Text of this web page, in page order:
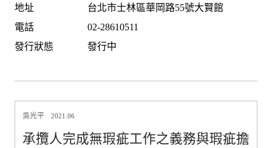
地址
台北市士林區華岡路55號大賢館
電話
02-28610511
發行狀態
發行中
吳光平 2021.06
承攬人完成無瑕疵工作之義務與瑕疵擔